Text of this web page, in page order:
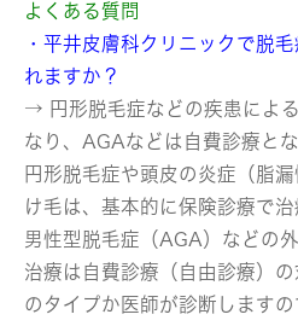
よくある質問
・平井皮膚科クリニックで脱
れますか？
→ 円形脱毛症などの疾患によ
なり、AGAなどは自費診療とな
円形脱毛症や頭皮の炎症（脂
け毛は、基本的に保険診療で治
男性型脱毛症（AGA）などの
治療は自費診療（自由診療）
のタイプか医師が診断します